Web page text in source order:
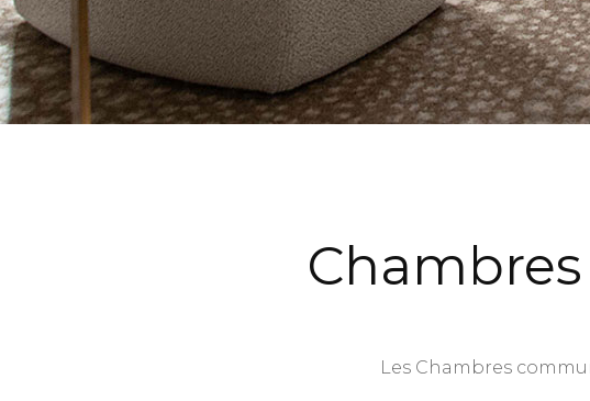
Les Chambres